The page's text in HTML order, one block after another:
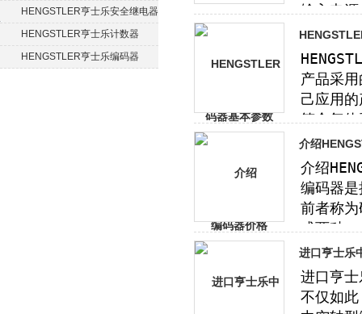
HENGSTLER亨士乐安全继电器
HENGSTLER亨士乐计数器
HENGSTLER亨士乐编码器
介绍
进口亨士乐